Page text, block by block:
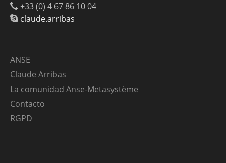
+33 (0) 4 67 86 10 04
claude.arribas
ANSE
Claude Arribas
La comunidad Anse-Metasystème
Contacto
RGPD